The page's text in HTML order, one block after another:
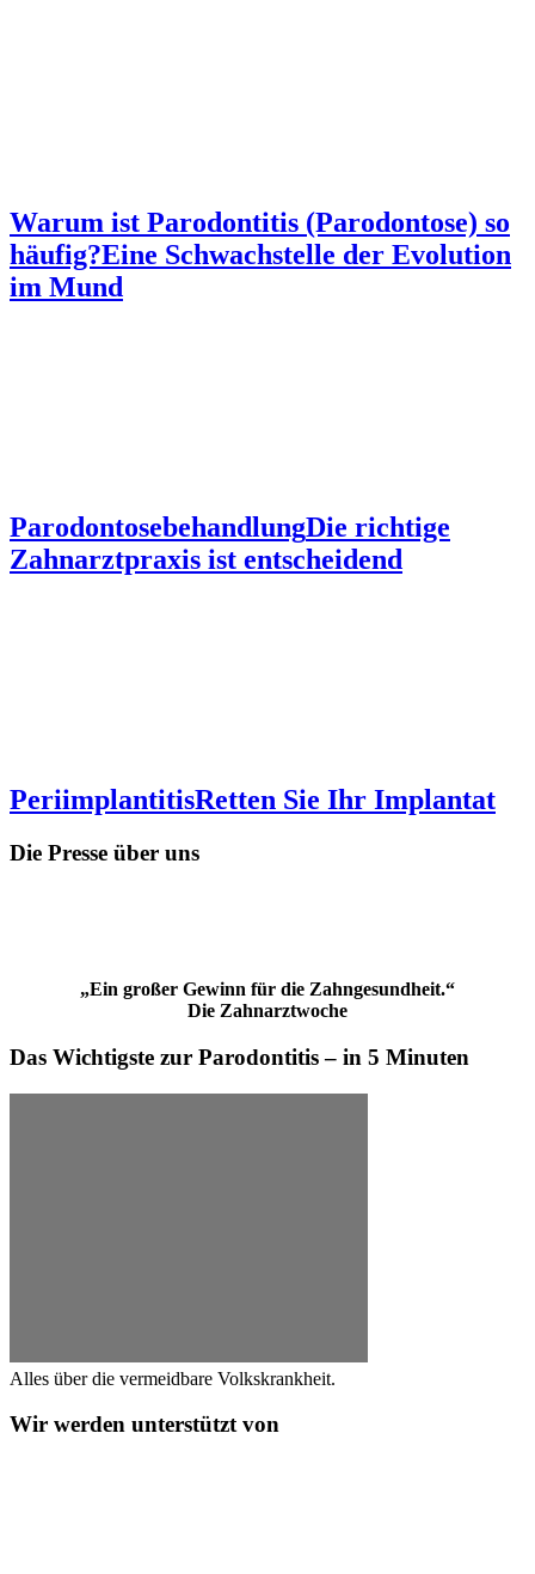
Warum ist Parodontitis (Parodontose) so
häufig?Eine Schwachstelle der Evolution
im Mund
ParodontosebehandlungDie richtige
Zahnarztpraxis ist entscheidend
PeriimplantitisRetten Sie Ihr Implantat
Die Presse über uns
„Ein großer Gewinn für die Zahngesundheit.“
Die Zahnarztwoche
Das Wichtigste zur Parodontitis – in 5 Minuten
Alles über die vermeidbare Volkskrankheit.
Wir werden unterstützt von